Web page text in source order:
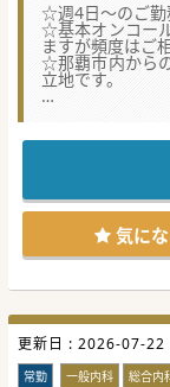
☆週4日～のご勤
☆基本オンコー
ますが頻度はご
☆那覇市内から
立地です。
地域医療への貢
医師一人ひとり
ざいます。
ご興味等ござい
気に
更新日 : 2026-07-22
常勤 一般内科 総合内